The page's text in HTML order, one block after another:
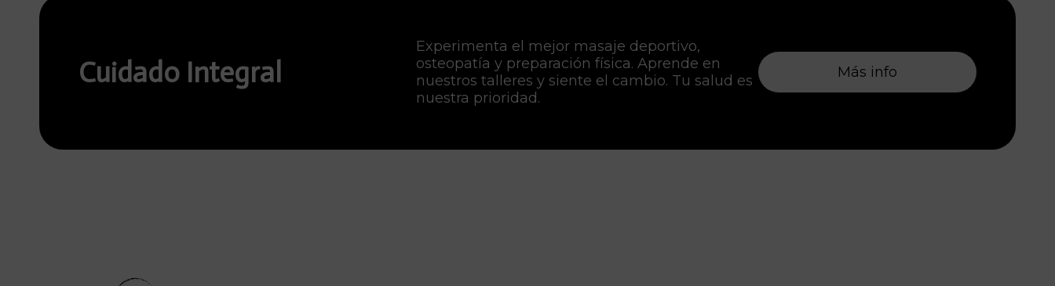
Cuidado Integral
Experimenta el mejor masaje deportivo,
osteopatía y preparación física. Aprende en
nuestros talleres y siente el cambio. Tu salud es
nuestra prioridad.
Más info